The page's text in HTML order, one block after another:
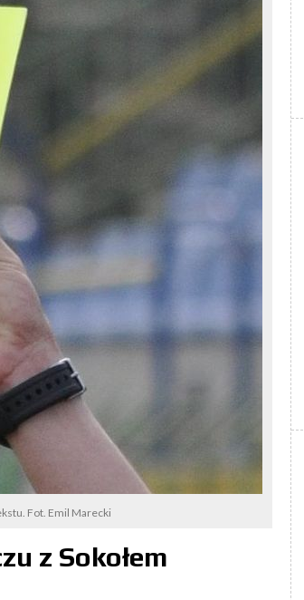
Fot. Emil Marecki
z Sokołem